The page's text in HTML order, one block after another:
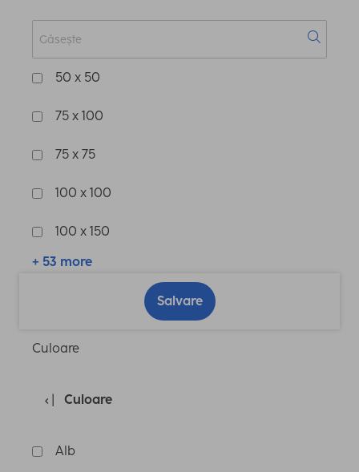
50 x 50
75 x 100
75 x 75
100 x 100
100 x 150
+ 53 more
Salvare
Culoare
Culoare
Alb